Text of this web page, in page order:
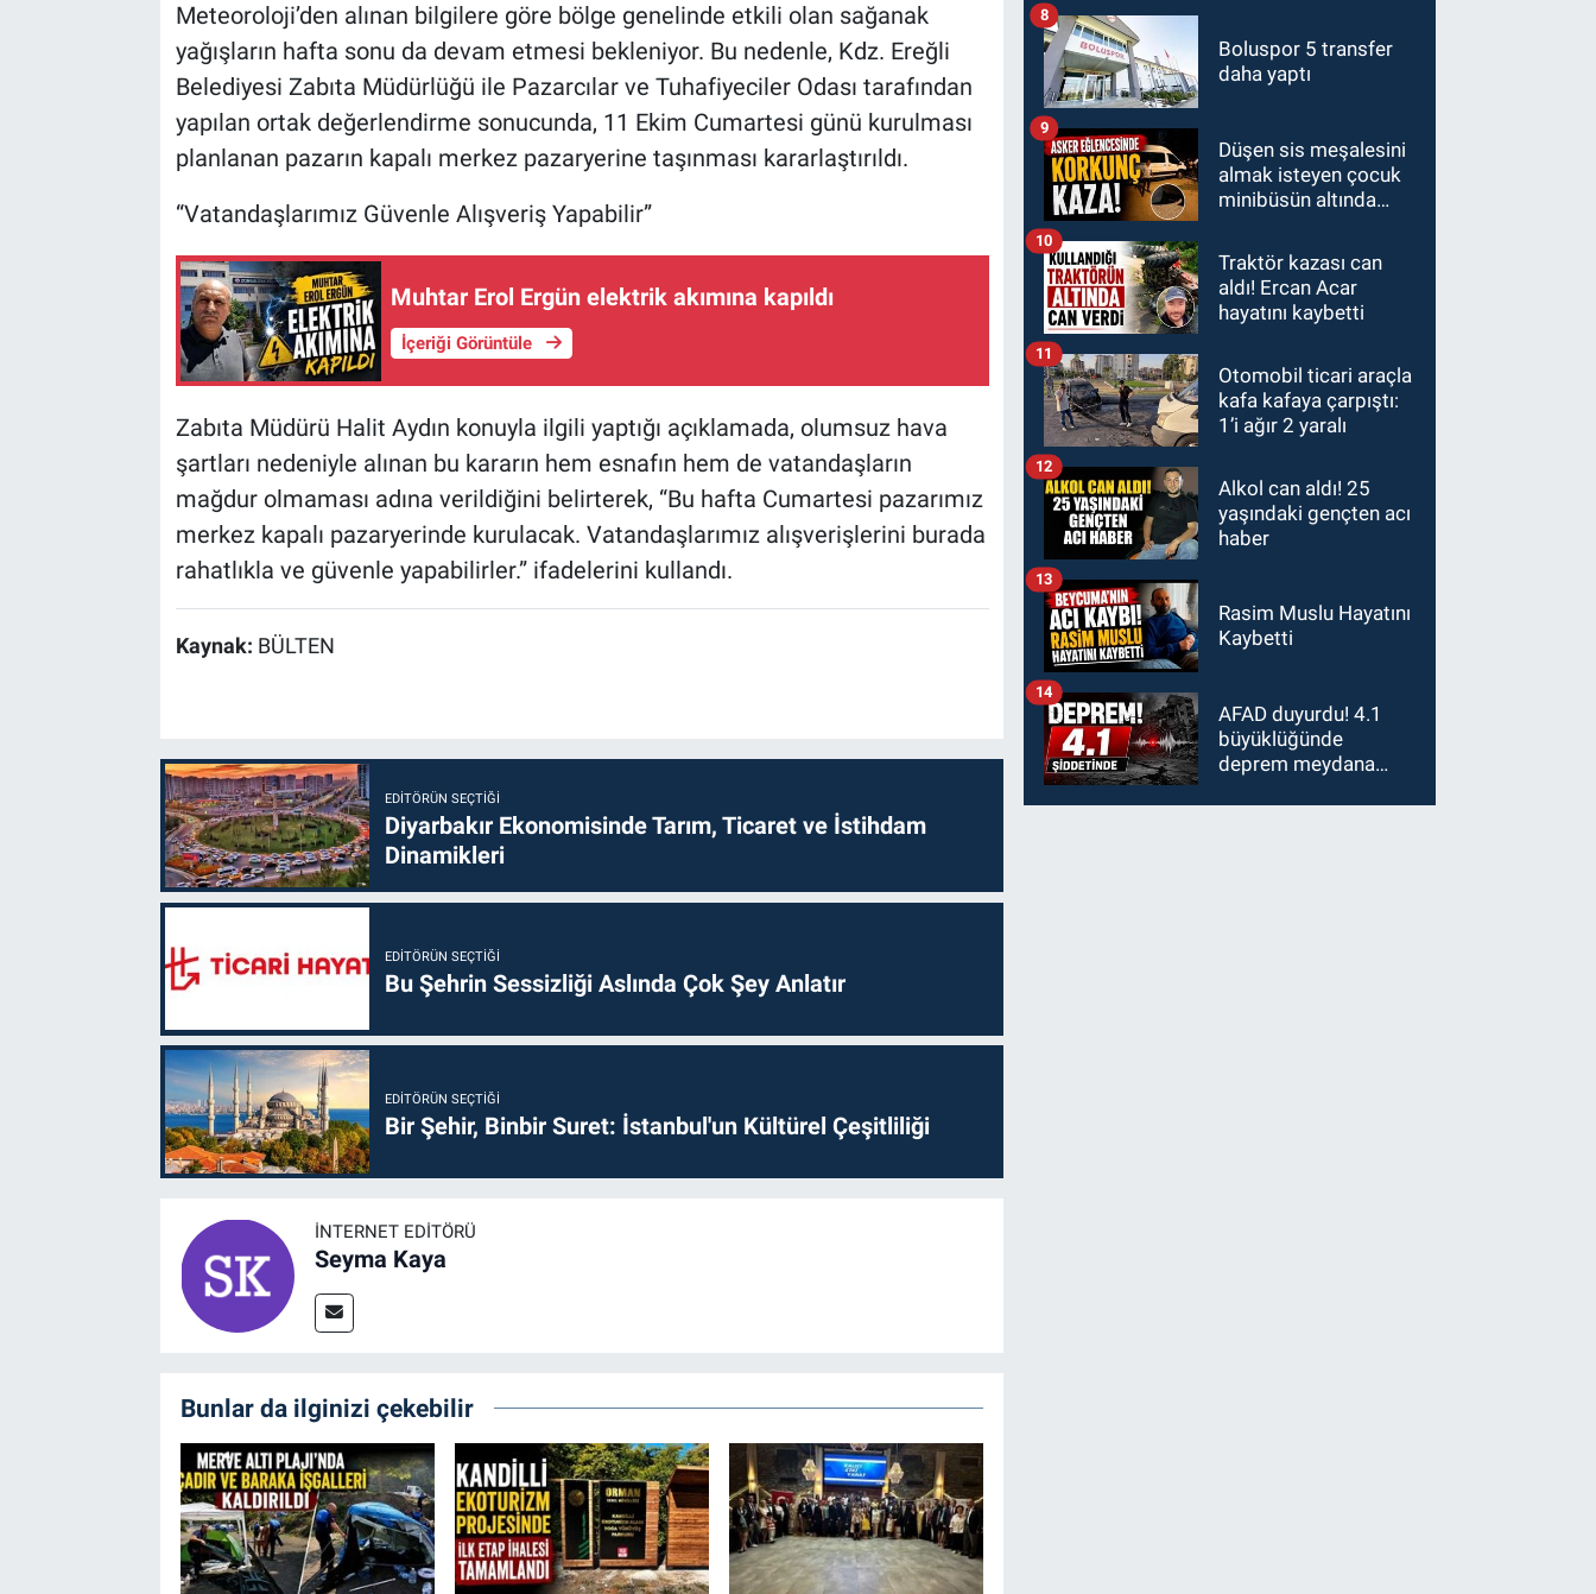
Meteoroloji’den alınan bilgilere göre bölge genelinde etkili olan sağanak
yağışların hafta sonu da devam etmesi bekleniyor. Bu nedenle, Kdz. Ereğli
Belediyesi Zabıta Müdürlüğü ile Pazarcılar ve Tuhafiyeciler Odası tarafından
yapılan ortak değerlendirme sonucunda, 11 Ekim Cumartesi günü kurulması
planlanan pazarın kapalı merkez pazaryerine taşınması kararlaştırıldı.
“Vatandaşlarımız Güvenle Alışveriş Yapabilir”
Muhtar Erol Ergün elektrik akımına kapıldı
İçeriği Görüntüle
Zabıta Müdürü Halit Aydın konuyla ilgili yaptığı açıklamada, olumsuz hava
şartları nedeniyle alınan bu kararın hem esnafın hem de vatandaşların
mağdur olmaması adına verildiğini belirterek, “Bu hafta Cumartesi pazarımız
merkez kapalı pazaryerinde kurulacak. Vatandaşlarımız alışverişlerini burada
rahatlıkla ve güvenle yapabilirler.” ifadelerini kullandı.
Kaynak: BÜLTEN
EDITÖRÜN SEÇTIĞI
Diyarbakır Ekonomisinde Tarım, Ticaret ve İstihdam
Dinamikleri
EDITÖRÜN SEÇTIĞI
Bu Şehrin Sessizliği Aslında Çok Şey Anlatır
EDITÖRÜN SEÇTIĞI
Bir Şehir, Binbir Suret: İstanbul'un Kültürel Çeşitliliği
İNTERNET EDITÖRÜ
Seyma Kaya
Bunlar da ilginizi çekebilir
Boluspor 5 transfer
daha yaptı
8
Düşen sis meşalesini
almak isteyen çocuk
minibüsün altında
9
Traktör kazası can
aldı! Ercan Acar
hayatını kaybetti
10
Otomobil ticari araçla
kafa kafaya çarpıştı:
1’i ağır 2 yaralı
11
Alkol can aldı! 25
yaşındaki gençten acı
haber
12
Rasim Muslu Hayatını
Kaybetti
13
AFAD duyurdu! 4.1
büyüklüğünde
deprem meydana
14